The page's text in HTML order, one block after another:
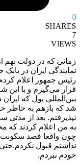
0
SHARES
7
VIEWS
زمانی که در دولت نهم
نمایندگی ایران در
رئیس جمهور اعلام
قرار می‌گیرم و با این
بین‌المللی پول که
شد که بازهم به خاطر
نپذیرفتم. بعد از مدتی
به من اعلام کردند که
چون واقعا قصد سکونت
نداشتم قبول نکردم.حتی
خودم نبردم.